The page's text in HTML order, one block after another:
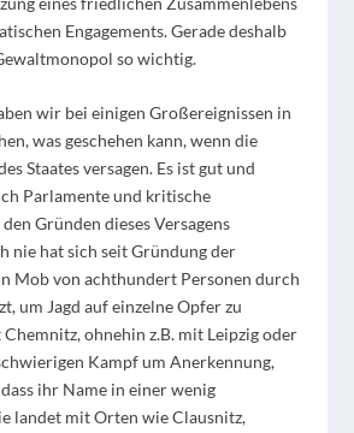
Engagements. Gerade deshalb
so wichtig.
wir bei einigen Großereignissen in
was geschehen kann, wenn die
Staates versagen. Es ist gut und
Parlamente und kritische
Gründen dieses Versagens
nie hat sich seit Gründung der
Mob von achthundert Personen durch
um Jagd auf einzelne Opfer zu
Chemnitz, ohnehin z.B. mit Leipzig oder
Kampf um Anerkennung,
ihr Name in einer wenig
landet mit Orten wie Clausnitz,